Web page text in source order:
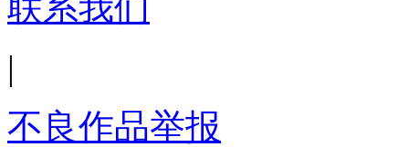
|
不良作品举报